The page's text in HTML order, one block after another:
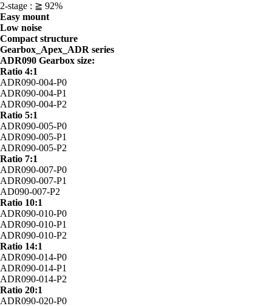
2-stage : ≧ 92%
Easy mount
Low noise
Compact structure
Gearbox_Apex_ADR series
ADR090 Gearbox size:
Ratio 4:1
ADR090-004-P0
ADR090-004-P1
ADR090-004-P2
Ratio 5:1
ADR090-005-P0
ADR090-005-P1
ADR090-005-P2
Ratio 7:1
ADR090-007-P0
ADR090-007-P1
AD090-007-P2
Ratio 10:1
ADR090-010-P0
ADR090-010-P1
ADR090-010-P2
Ratio 14:1
ADR090-014-P0
ADR090-014-P1
ADR090-014-P2
Ratio 20:1
ADR090-020-P0